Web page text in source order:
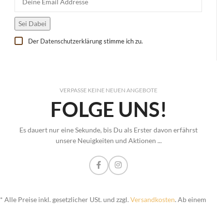
Der Datenschutzerklärungstimme ich zu.
VERPASSE KEINE NEUEN ANGEBOTE
FOLGE UNS!
Es dauert nur eine Sekunde, bis Du als Erster davon erfährst
unsere Neuigkeiten und Aktionen ...
* Alle Preise inkl. gesetzlicher USt. und zzgl. Versandkosten. Ab einem